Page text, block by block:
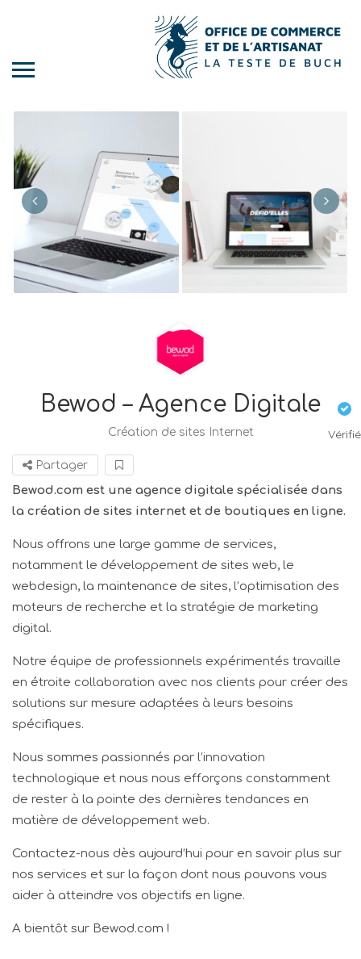
Bewod – Agence Digitale
Vérifié
Création de sites Internet
Partager
Bewod.com est une agence digitale spécialisée dans
la création de sites internet et de boutiques en ligne.
Nous offrons une large gamme de services,
notamment le développement de sites web, le
webdesign, la maintenance de sites, l’optimisation des
moteurs de recherche et la stratégie de marketing
digital.
Notre équipe de professionnels expérimentés travaille
en étroite collaboration avec nos clients pour créer des
solutions sur mesure adaptées à leurs besoins
spécifiques.
Nous sommes passionnés par l’innovation
technologique et nous nous efforçons constamment
de rester à la pointe des dernières tendances en
matière de développement web.
Contactez-nous dès aujourd’hui pour en savoir plus sur
nos services et sur la façon dont nous pouvons vous
aider à atteindre vos objectifs en ligne.
A bientôt sur Bewod.com !